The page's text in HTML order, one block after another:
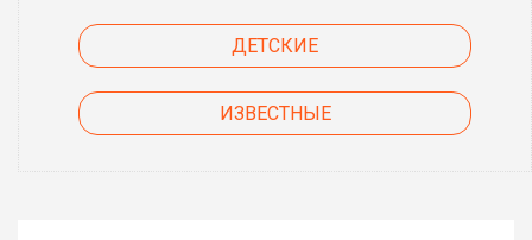
ДЕТСКИЕ
ИЗВЕСТНЫЕ